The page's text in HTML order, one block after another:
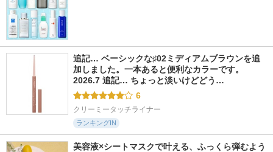
追記… ベーシックな♯02ミディアムブラウンを追
加しました。一本あると便利なカラーです。
2026.7 追記… ちょっと淡いけどどう…
6
クリーミータッチライナー
ランキングIN
美容液×シートマスクで叶える、ふっくら弾むよう